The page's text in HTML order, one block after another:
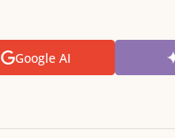
Google AI